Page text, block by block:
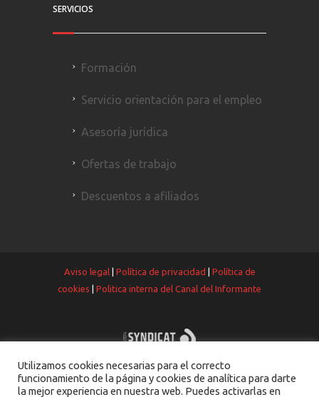
SERVICIOS
Formación
Servicio orientación para el empleo
Asesoría jurídica
Ofertas de trabajo
Descuentos a afiliados
Aviso legal| Política de privacidad
Política de
cookies
Politica interna del Canal del Informante
Utilizamos cookies necesarias para el correcto
funcionamiento de la página y cookies de analítica para darte
la mejor experiencia en nuestra web. Puedes activarlas en